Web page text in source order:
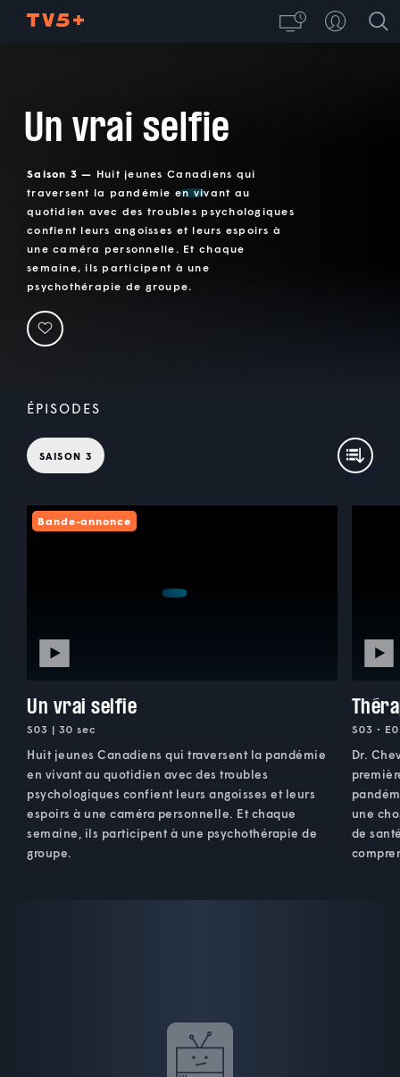
Un vrai selfie
Saison 3 — Huit jeunes Canadiens qui
traversent la pandémie en vivant au
quotidien avec des troubles psychologiques
confient leurs angoisses et leurs espoirs à
une caméra personnelle. Et chaque
semaine, ils participent à une
psychothérapie de groupe.
ÉPISODES
SAISON 3
Bande-annonce
Un vrai selfie
S03 | 30 sec
Huit jeunes Canadiens qui traversent la pandémie
en vivant au quotidien avec des troubles
psychologiques confient leurs angoisses et leurs
espoirs à une caméra personnelle. Et chaque
semaine, ils participent à une psychothérapie de
groupe.
S03 •
Dr.
une
de